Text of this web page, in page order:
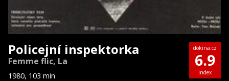
Policejní inspektorka
Femme flic, La
1980, 103 min
dokina.cz
6.9
index